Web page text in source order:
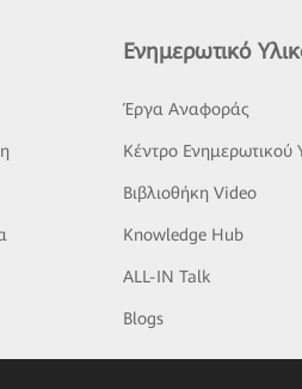
Ενημερωτικό
Έργα Αναφοράς
Κέντρο Ενημερωτικού
Βιβλιοθήκη Video
Knowledge Hub
ALL-IN Talk
Blogs